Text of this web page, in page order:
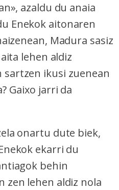
azaldu du anaia
Enekok aitonaren
Madura sasiz
lehen aldiz
ikusi zuenean
Gaixo jarri da
onartu dute biek,
ekarri du
behin
zen lehen aldiz nola